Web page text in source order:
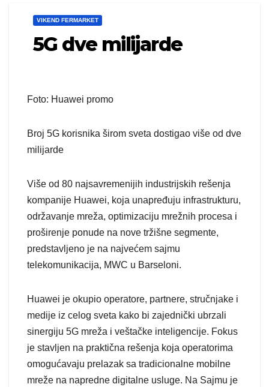
VIKEND FERMARKET
5G dve milijarde
Foto: Huawei promo
Broj 5G korisnika širom sveta dostigao više od dve
milijarde
Više od 80 najsavremenijih industrijskih rešenja
kompanije Huawei, koja unapređuju infrastrukturu,
održavanje mreža, optimizaciju mrežnih procesa i
proširenje ponude na nove tržišne segmente,
predstavljeno je na najvećem sajmu
telekomunikacija, MWC u Barseloni.
Huawei je okupio operatore, partnere, stručnjake i
medije iz celog sveta kako bi zajednički ubrzali
sinergiju 5G mreža i veštačke inteligencije. Fokus
je stavljen na praktična rešenja koja operatorima
omogućavaju prelazak sa tradicionalne mobilne
mreže na napredne digitalne usluge. Na Sajmu je